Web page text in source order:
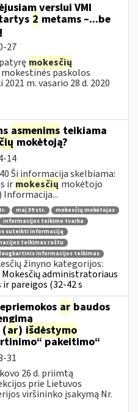
verslui VMI
2 metams –...be
27
mokesčių
paskolos
m. vasario 28 d. 2020
asmenims teikiama
mokėtoją?
14
Ši informacija skelbiama:
ir mokesčių mokėtojo
Informacija...
maį 39 str.
mokesčių mokėtojas
informacijos teikimo tvarka
suteikti informaciją
teikimas raštu
informacijos teikimas
žinyno kategorijos:
administratoriaus
pareigos (32-42 s
ar baudos
(ar) išdėstymo
pakeitimo“
31
26 d. priimtą
prie Lietuvos
viršininko įsakymą Nr.